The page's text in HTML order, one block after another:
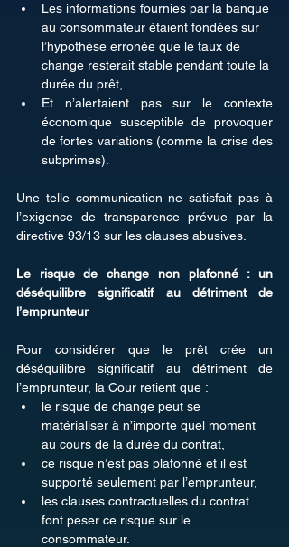
Les informations fournies par la banque
au consommateur étaient fondées sur
l’hypothèse erronée que le taux de
change resterait stable pendant toute la
durée du prêt,
Et n’alertaient pas sur le contexte
économique susceptible de provoquer
de fortes variations (comme la crise des
subprimes).
Une telle communication ne satisfait pas à
l’exigence de transparence prévue par la
directive 93/13 sur les clauses abusives.
Le risque de change non plafonné : un
déséquilibre significatif au détriment de
l’emprunteur
Pour considérer que le prêt crée un
déséquilibre significatif au détriment de
l’emprunteur, la Cour retient que :
le risque de change peut se
matérialiser à n’importe quel moment
au cours de la durée du contrat,
ce risque n’est pas plafonné et il est
supporté seulement par l’emprunteur,
les clauses contractuelles du contrat
font peser ce risque sur le
consommateur.